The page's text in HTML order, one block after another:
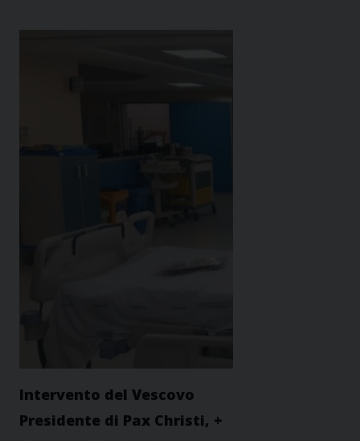
Intervento del Vescovo
Presidente di Pax Christi, +